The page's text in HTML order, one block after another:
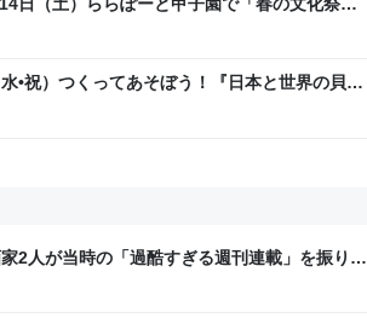
登場♪ - 西宮さんぽ ご近所情報
•祝）つくってあそぼう！『日本と世界の貝で
す！ - 西宮さんぽ ご近所情報
2人が当時の「過酷すぎる週刊連載」を振り返
は落とさない」ストイックな舞台裏 | 日刊